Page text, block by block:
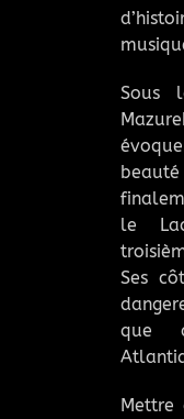
Sous
le
Ses
que
Mettre